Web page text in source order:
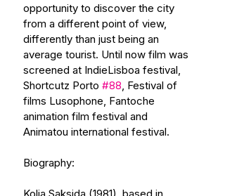
opportunity to discover the city
from a different point of view,
differently than just being an
average tourist. Until now film was
screened at IndieLisboa festival,
Shortcutz Porto #88 , Festival of
films Lusophone, Fantoche
animation film festival and
Animatou international festival.
Biography: